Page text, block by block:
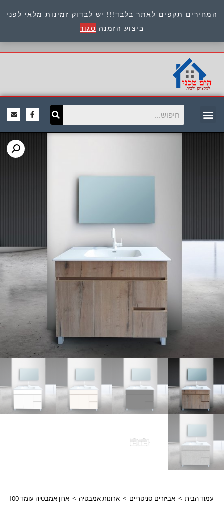
המחירים תקפים לאתר בלבד!!! יש לבדוק זמינות מלאי לפני
ביצוע הזמנה סגור
כתובת : היוזמים 9 אור יהודה שירות לקוחות 054-
8945722
עמוד הבית > אביזרים סניטריים > ארונות אמבטיה > ארון אמבטיה עומד 100 ס"מ דגם אמיליה צבע לבחירה